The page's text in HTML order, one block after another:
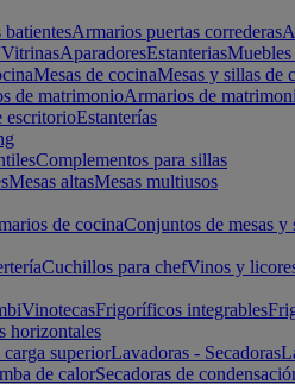
Armarios puertas correderas
VitrinasAparadoresEstanterias
Mesas de cocinaMesas y sillas de
de matrimonioArmarios de
escritorioEstanterías
Complementos para sillas
Mesas altasMesas multiusos
de cocinaConjuntos de mesas y
Cuchillos para chefVinos y
VinotecasFrigoríficos integrables
horizontales
superiorLavadoras - Secadoras
de calorSecadoras de